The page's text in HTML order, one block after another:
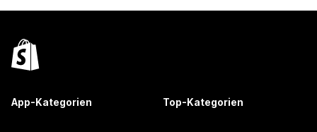
App-Kategorien Top-Kategorien